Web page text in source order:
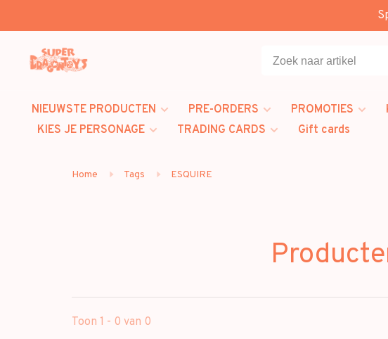
NIEUWSTE PRODUCTEN PRE-ORDERS PROMOTIES
KIES JE PERSONAGE
TRADING CARDS Gift cards
Home Tags ESQUIRE
Toon 1 - 0 van 0